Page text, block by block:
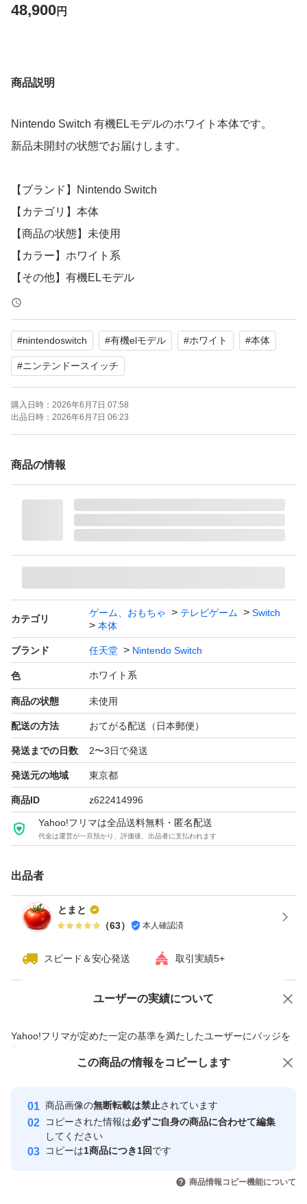
48,900円
商品説明
Nintendo Switch 有機ELモデルのホワイト本体です。
新品未開封の状態でお届けします。
【ブランド】Nintendo Switch
【カテゴリ】本体
【商品の状態】未使用
【カラー】ホワイト系
【その他】有機ELモデル
よろしくお願いいたします。
#nintendoswitch #有機elモデル #ホワイト #本体
#ニンテンドースイッチ
購入日時： 2026年6月7日 07:58
出品日時： 2026年6月7日 06:23
商品の情報
カテゴリ
ゲーム、おもちゃ テレビゲーム
Switch
本体
ブランド 任天堂 Nintendo Switch
色 ホワイト系
商品の状態 未使用
配送の方法 おてがる配送（日本郵便）
発送までの日数 2〜3日で発送
発送元の地域 東京都
商品ID z622414996
Yahoo!フリマは全品送料無料・匿名配送
代金は運営が一旦預かり、評価後、出品者に支払われます
出品者
とまと
（63） 本人確認済
スピード＆安心発送 取引実績5+
ユーザーの実績について
Yahoo!フリマが定めた一定の基準を満たしたユーザーにバッジを
付与しています
安心取引出品者
心・安全なユーザーです
取引実績
引を完了させた実績があります
価格の相談 商品への質問
この商品の情報をコピーします
商品画像の無断転載は禁止されています
コピーされた情報は必ずご自身の商品に合わせて編集
してください
コピーは1商品につき1回です
商品情報コピー機能について
この商品をみている人にオススメ